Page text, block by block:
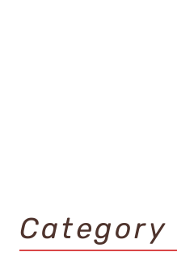
Category